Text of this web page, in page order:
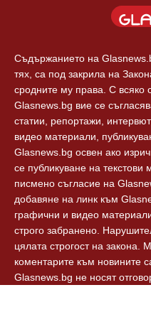
Съдържанието на
тях, са под закрила на
сродните му права. С всяко
Glasnews.bg вие се
статии, репортажи,
видео материали,
Glasnews.bg освен ако
се публикуване на
писмено съгласие на
добавяне на линк към
графични и видео
строго забранено.
цялата строгост на закона.
коментарите към новините
Glasnews.bg не носят